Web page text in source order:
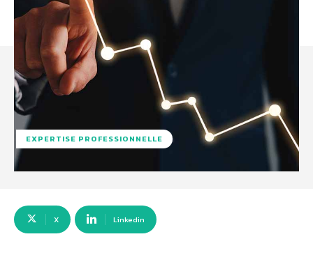
EXPERTISE PROFESSIONNELLE
X Linkedin